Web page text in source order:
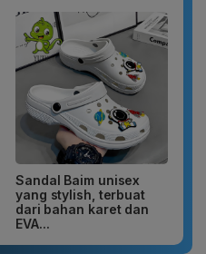
Sandal Baim unisex
yang stylish, terbuat
dari bahan karet dan
EVA...